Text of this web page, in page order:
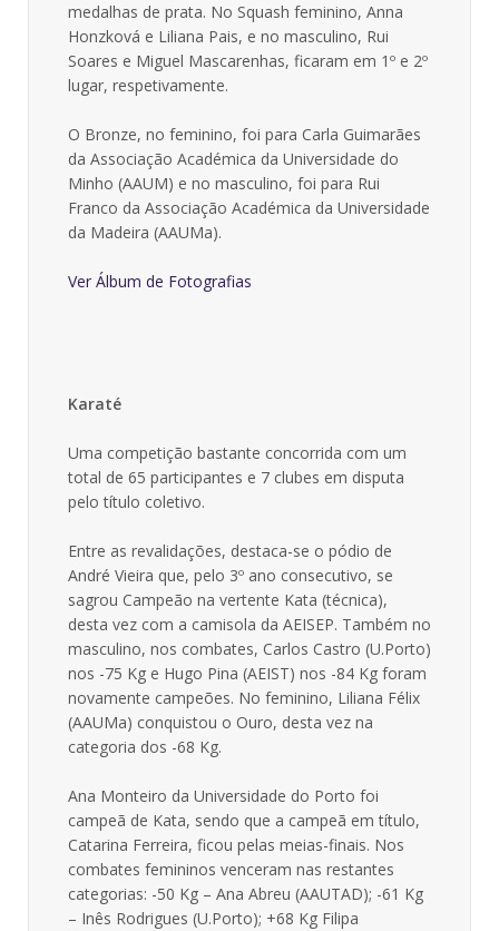
medalhas de prata. No Squash feminino, Anna
Honzková e Liliana Pais, e no masculino, Rui
Soares e Miguel Mascarenhas, ficaram em 1º e 2º
lugar, respetivamente.
O Bronze, no feminino, foi para Carla Guimarães
da Associação Académica da Universidade do
Minho (AAUM) e no masculino, foi para Rui
Franco da Associação Académica da Universidade
da Madeira (AAUMa).
Ver Álbum de Fotografias
Karaté
Uma competição bastante concorrida com um
total de 65 participantes e 7 clubes em disputa
pelo título coletivo.
Entre as revalidações, destaca-se o pódio de
André Vieira que, pelo 3º ano consecutivo, se
sagrou Campeão na vertente Kata (técnica),
desta vez com a camisola da AEISEP. Também no
masculino, nos combates, Carlos Castro (U.Porto)
nos -75 Kg e Hugo Pina (AEIST) nos -84 Kg foram
novamente campeões. No feminino, Liliana Félix
(AAUMa) conquistou o Ouro, desta vez na
categoria dos -68 Kg.
Ana Monteiro da Universidade do Porto foi
campeã de Kata, sendo que a campeã em título,
Catarina Ferreira, ficou pelas meias-finais. Nos
combates femininos venceram nas restantes
categorias: -50 Kg – Ana Abreu (AAUTAD); -61 Kg
– Inês Rodrigues (U.Porto); +68 Kg Filipa